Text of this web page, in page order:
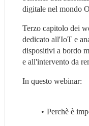
digitale nel mondo
Terzo capitolo dei
dedicato all'IoT e
dispositivi a bordo
e all'intervento da
In questo webinar:
Perchè è